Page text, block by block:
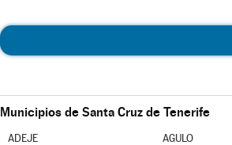
Municipios de Santa Cruz de Tenerife
ADEJE AGULO